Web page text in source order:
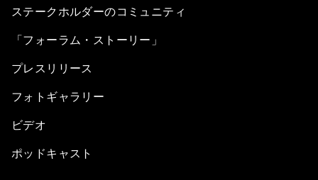
ステークホルダーのコミュニティ
「フォーラム・ストーリー」
プレスリリース
フォトギャラリー
ビデオ
ポッドキャスト